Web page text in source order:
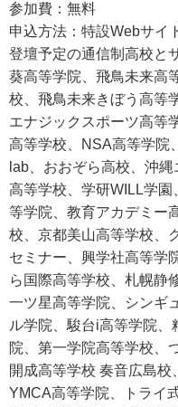
参加費：無料
申込方法：特設Webサイ
登壇予定の通信制高校と
葵高等学院、飛鳥未来高
校、飛鳥未来きぼう高等
エナジックスポーツ高等
高等学校、NSA高等学院
lab、おおぞら高校、沖
高等学校、学研WILL学
等学院、教育アカデミー
校、京都美山高等学校、
セミナー、興学社高等学
ら国際高等学校、札幌静
一ツ星高等学院、シンギ
ル学院、駿台i高等学院
院、第一学院高等学校、
開成高等学校 奏音広島
YMCA高等学院、トライ